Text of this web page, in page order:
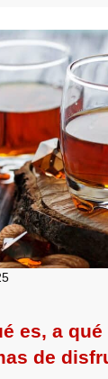
es, a
de